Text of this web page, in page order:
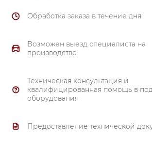
блокируются для защиты от случайных
поворотом головки кнопки.
Обработка заказа в течение дня
Возможен выезд специалиста на
производство
Техническая консультация и
квалифицированная помощь в
оборудования
Предоставление технической